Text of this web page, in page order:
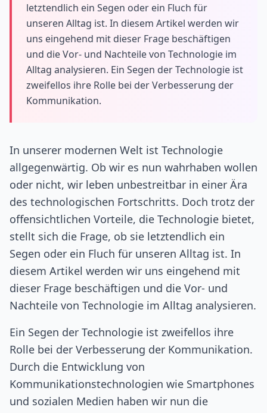
letztendlich ein Segen oder ein Fluch für
unseren Alltag ist. In diesem Artikel werden wir
uns eingehend mit dieser Frage beschäftigen
und die Vor- und Nachteile von Technologie im
Alltag analysieren. Ein Segen der Technologie ist
zweifellos ihre Rolle bei der Verbesserung der
Kommunikation.
In unserer modernen Welt ist Technologie
allgegenwärtig. Ob wir es nun wahrhaben wollen
oder nicht, wir leben unbestreitbar in einer Ära
des technologischen Fortschritts. Doch trotz der
offensichtlichen Vorteile, die Technologie bietet,
stellt sich die Frage, ob sie letztendlich ein
Segen oder ein Fluch für unseren Alltag ist. In
diesem Artikel werden wir uns eingehend mit
dieser Frage beschäftigen und die Vor- und
Nachteile von Technologie im Alltag analysieren.
Ein Segen der Technologie ist zweifellos ihre
Rolle bei der Verbesserung der Kommunikation.
Durch die Entwicklung von
Kommunikationstechnologien wie Smartphones
und sozialen Medien haben wir nun die